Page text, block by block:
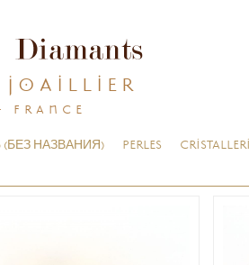
FRANCE
(БЕЗ НАЗВАНИЯ) PERLES